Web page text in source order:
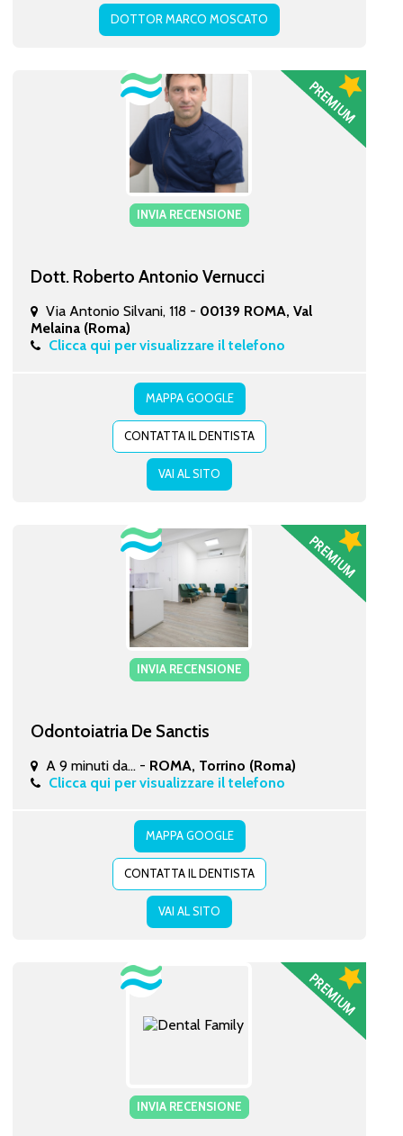
DOTTOR MARCO MOSCATO
INVIA RECENSIONE
Dott. Roberto Antonio Vernucci
Via Antonio Silvani, 118 - 00139 ROMA, Val
Melaina (Roma)
Clicca qui per visualizzare il telefono
MAPPA GOOGLE
CONTATTA IL DENTISTA
VAI AL SITO
INVIA RECENSIONE
Odontoiatria De Sanctis
A 9 minuti da... - ROMA, Torrino (Roma)
Clicca qui per visualizzare il telefono
MAPPA GOOGLE
CONTATTA IL DENTISTA
VAI AL SITO
INVIA RECENSIONE